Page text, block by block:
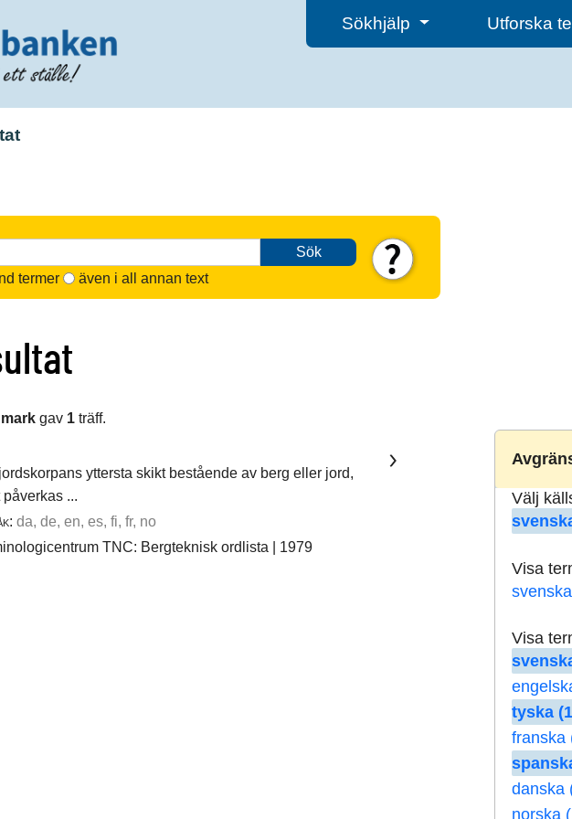
Sökhjälp Utforska
Sök
termer
även i all annan text
mark gav 1 träff.
Välj
Visa
Visa
tyska
franska
danska
norska
jordskorpans yttersta skikt bestående av berg eller jord,
...
da, de, en, es, fi, fr, no
TNC: Bergteknisk ordlista | 1979